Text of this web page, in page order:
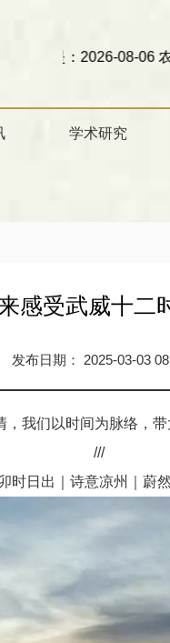
06 农历 丙午 星期四欢迎
学术研究
感受武威十二
发布日期： 2025-03-03
我们以时间为脉络，
///
时日出｜诗意凉州｜蔚